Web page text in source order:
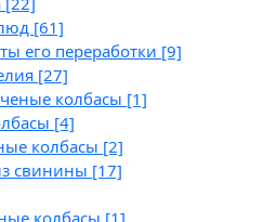
[61]
его переработки [9]
[27]
колбасы [1]
[4]
колбасы [2]
свинины [17]